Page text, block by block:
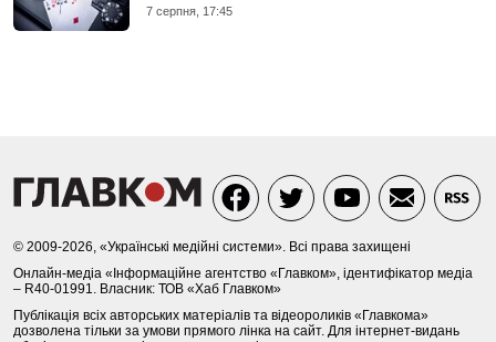
7 серпня, 17:45
© 2009-2026, «Українські медійні системи». Всі права захищені
Онлайн-медіа «Інформаційне агентство «Главком», ідентифікатор медіа
– R40-01991. Власник: ТОВ «Хаб Главком»
Публікація всіх авторських матеріалів та відеороликів «Главкома»
дозволена тільки за умови прямого лінка на сайт. Для інтернет-видань